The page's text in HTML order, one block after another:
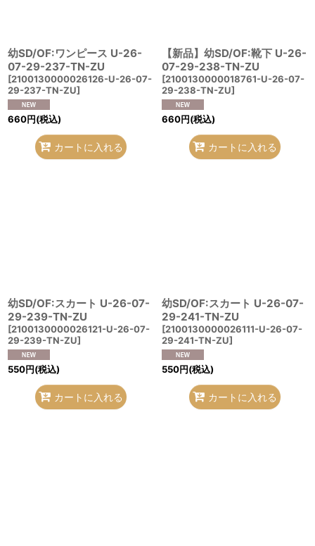
幼SD/OF:ワンピース U-26-
07-29-237-TN-ZU
[2100130000026126-U-26-07-
29-237-TN-ZU]
660円(税込)
カートに入れる
【新品】幼SD/OF:靴下 U-26-
07-29-238-TN-ZU
[2100130000018761-U-26-07-
29-238-TN-ZU]
660円(税込)
カートに入れる
幼SD/OF:スカート U-26-07-
29-239-TN-ZU
[2100130000026121-U-26-07-
29-239-TN-ZU]
550円(税込)
カートに入れる
幼SD/OF:スカート U-26-07-
29-241-TN-ZU
[2100130000026111-U-26-07-
29-241-TN-ZU]
550円(税込)
カートに入れる